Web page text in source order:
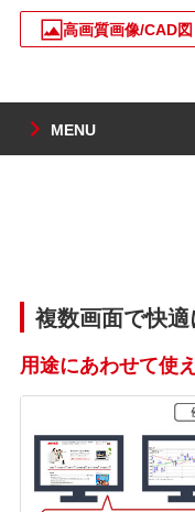
高画質画像/CAD図
MENU
複数画面で快適
用途にあわせて使